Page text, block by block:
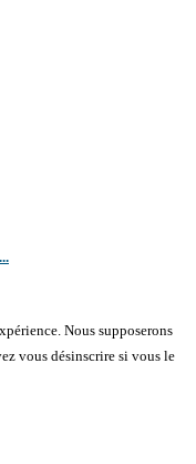
Nous supposerons
vous désinscrire si vous le